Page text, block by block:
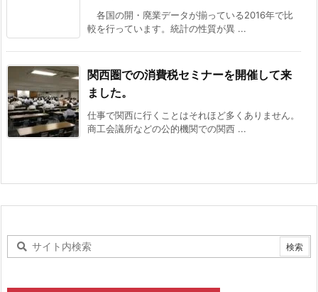
各国の開・廃業データが揃っている2016年で比
較を行っています。統計の性質が異 ...
関西圏での消費税セミナーを開催して来
ました。
仕事で関西に行くことはそれほど多くありません。
商工会議所などの公的機関での関西 ...